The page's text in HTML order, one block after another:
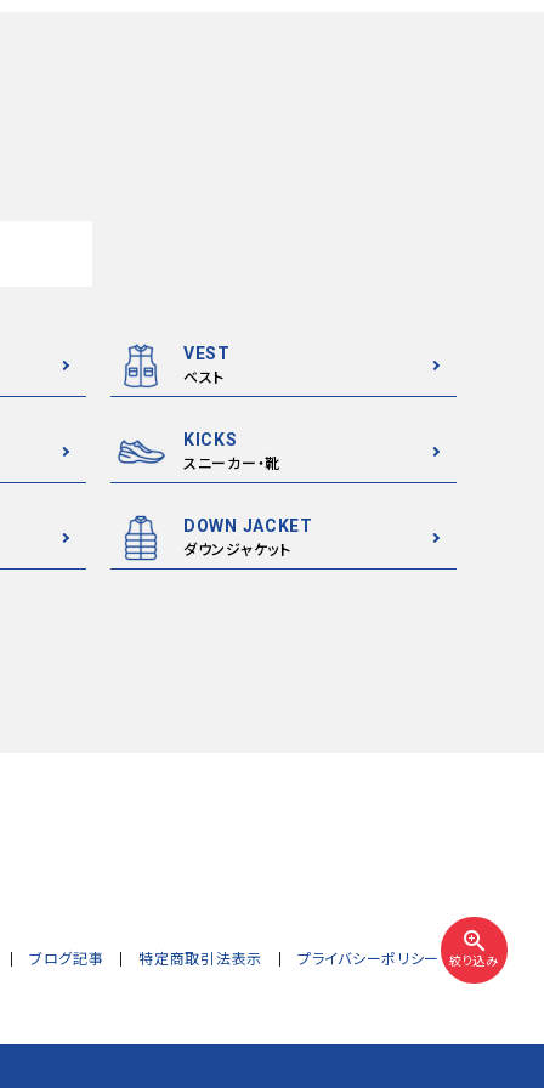
zoom_in
絞り込み
VEST
ベスト
KICKS
スニーカー・靴
DOWN JACKET
ダウンジャケット
ブログ記事 特定商取引法表示 プライバシーポリシー